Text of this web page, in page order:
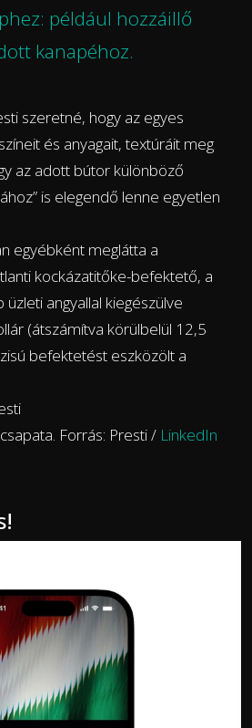
például hozzáillő
kanapéhoz.
szeretné, hogy az egyes
és anyagait, textúráit meg
az adott bútor különböző
is elegendő lenne egyetlen
egyébként meglátta a
kockázatitőke-befektető, a
üzleti angyallal kiegészülve
(átszámítva körülbelül 12,5
befektetést eszközölt a
Forrás: Presti / LinkedIn